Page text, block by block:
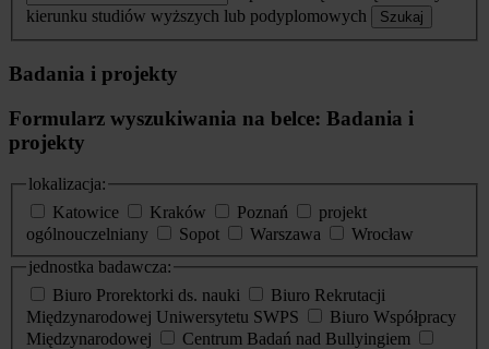
kierunku studiów wyższych lub podyplomowych
Szukaj
Badania i projekty
Formularz wyszukiwania na belce: Badania i
projekty
lokalizacja:
Katowice
Kraków Poznań
projekt
ogólnouczelniany
Sopot Warszawa
Wrocław
jednostka badawcza:
Biuro Prorektorki ds. nauki
Biuro Rekrutacji
Międzynarodowej Uniwersytetu SWPS
Biuro Współpracy
Międzynarodowej
Centrum Badań nad Bullyingiem